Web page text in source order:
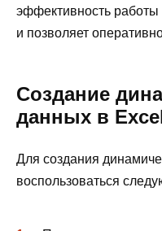
эффективность
и позволяет
Создание
данных в
Для создания
воспользоваться